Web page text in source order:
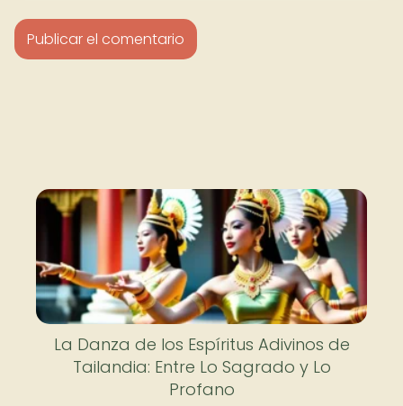
La Danza de los Espíritus Adivinos de
Tailandia: Entre Lo Sagrado y Lo
Profano